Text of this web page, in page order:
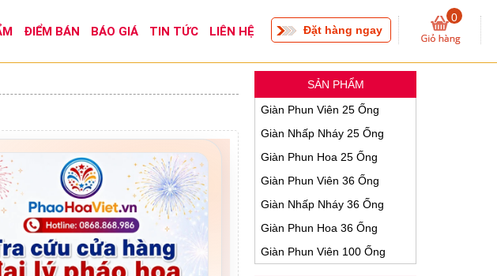
ĐIỂM BÁN BÁO GIÁ TIN TỨC LIÊN HỆ Đặt hàng ngay
0
SẢN PHẨM
Giàn Phun Viên 25 Ống
Giàn Nhấp Nháy 25 Ống
Giàn Phun Hoa 25 Ống
Giàn Phun Viên 36 Ống
Giàn Nhấp Nháy 36 Ống
Giàn Phun Hoa 36 Ống
Giàn Phun Viên 100 Ống